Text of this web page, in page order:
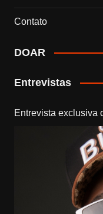
Contato
DOAR
Entrevistas
Entrevista exclusiva